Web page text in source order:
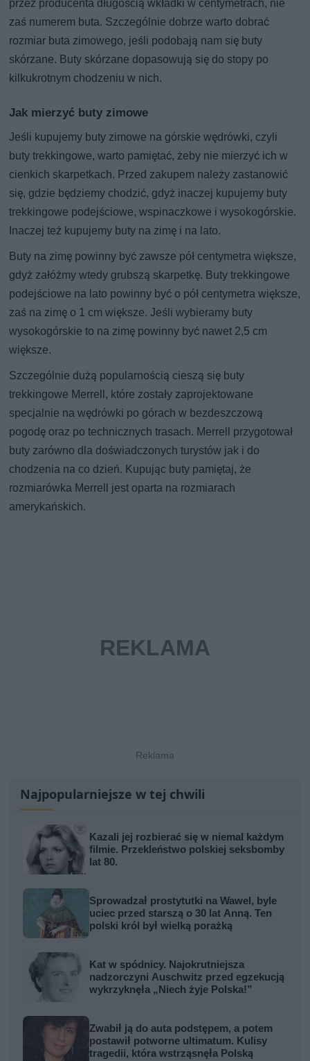
przez producenta długością wkładki w centymetrach, nie
zaś numerem buta. Szczególnie dobrze warto dobrać
rozmiar buta zimowego, jeśli podobają nam się buty
skórzane. Buty skórzane dopasowują się do stopy po
kilkukrotnym chodzeniu w nich.
Jak mierzyć buty zimowe
Jeśli kupujemy buty zimowe na górskie wędrówki, czyli
buty trekkingowe, warto pamiętać, żeby nie mierzyć ich w
cienkich skarpetkach. Przed zakupem należy zastanowić
się, gdzie będziemy chodzić, gdyż inaczej kupujemy buty
trekkingowe podejściowe, wspinaczkowe i wysokogórskie.
Inaczej też kupujemy buty na zimę i na lato.
Buty na zimę powinny być zawsze pół centymetra większe,
gdyż załóżmy wtedy grubszą skarpetkę. Buty trekkingowe
podejściowe na lato powinny być o pół centymetra większe,
zaś na zimę o 1 cm większe. Jeśli wybieramy buty
wysokogórskie to na zimę powinny być nawet 2,5 cm
większe.
Szczególnie dużą popularnością cieszą się buty
trekkingowe Merrell, które zostały zaprojektowane
specjalnie na wędrówki po górach w bezdeszczową
pogodę oraz po technicznych trasach. Merrell przygotował
buty zarówno dla doświadczonych turystów jak i do
chodzenia na co dzień. Kupując buty pamiętaj, że
rozmiarówka Merrell jest oparta na rozmiarach
amerykańskich.
Najpopularniejsze w tej chwili
Kazali jej rozbierać się w niemal każdym
filmie. Przekleństwo polskiej seksbomby
lat 80.
Sprowadzał prostytutki na Wawel, byle
uciec przed starszą o 30 lat Anną. Ten
polski król był wielką porażką
Kat w spódnicy. Najokrutniejsza
nadzorczyni Auschwitz przed egzekucją
wykrzyknęła „Niech żyje Polska!”
Zwabił ją do auta podstępem, a potem
postawił potworne ultimatum. Kulisy
tragedii, która wstrząsnęła Polską